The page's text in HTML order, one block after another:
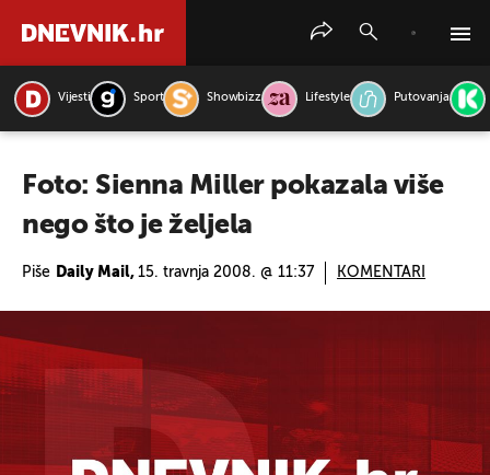
Vijesti Sport Showbizz Lifestyle Putovanja
Foto: Sienna Miller pokazala više
nego što je željela
Piše Daily Mail, 15. travnja 2008. @ 11:37 KOMENTARI
PRETRAŽITE VIJESTI